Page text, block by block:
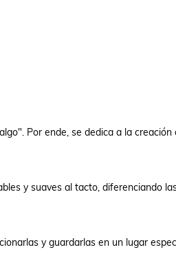
Por ende, se dedica a la
y suaves al tacto, diferenciando
y guardarlas en un lugar